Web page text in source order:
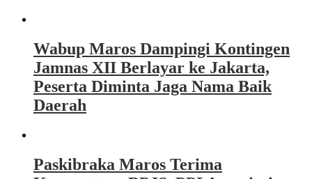
Wabup Maros Dampingi Kontingen
Jamnas XII Berlayar ke Jakarta,
Peserta Diminta Jaga Nama Baik
Daerah
Paskibraka Maros Terima